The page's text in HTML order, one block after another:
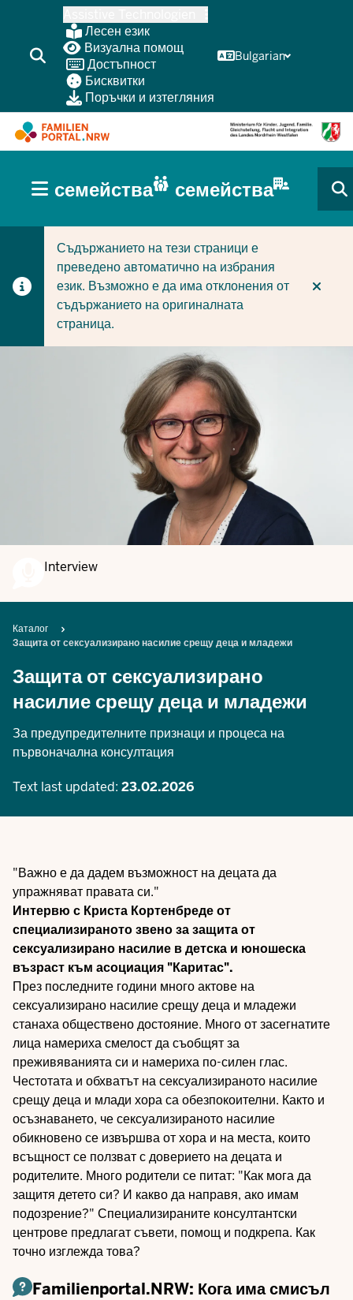
content
Лесен език
Визуална помощ
Достъпност
Бисквитки
Поръчки и изтегляния
Bulgarian
CURRENT SECTION ЗА СЕМЕЙСТВА
CURRENT SECTION ЗА ФИРМИ/ОБЩИНИ
(BÜRGERBEREICH
семейства семейства
Съдържанието на тези страници е
преведено автоматично на избрания
език. Възможно е да има отклонения от
съдържанието на оригиналната
страница.
Interview
Breadcrumb
Каталог
Защита от сексуализирано насилие срещу деца и младежи
Защита от сексуализирано
насилие срещу деца и младежи
За предупредителните признаци и процеса на
първоначална консултация
Text last updated: 23.02.2026
"Важно е да дадем възможност на децата да
упражняват правата си."
Интервю с Криста Кортенбреде от
специализираното звено за защита от
сексуализирано насилие в детска и юношеска
възраст към асоциация "Каритас".
През последните години много актове на
сексуализирано насилие срещу деца и младежи
станаха обществено достояние. Много от засегнатите
лица намериха смелост да съобщят за
преживяванията си и намериха по-силен глас.
Честотата и обхватът на сексуализираното насилие
срещу деца и млади хора са обезпокоителни. Както и
осъзнаването, че сексуализираното насилие
обикновено се извършва от хора и на места, които
всъщност се ползват с доверието на децата и
родителите. Много родители се питат: "Как мога да
защитя детето си? И какво да направя, ако имам
подозрение?" Специализираните консултантски
центрове предлагат съвети, помощ и подкрепа. Как
точно изглежда това?
Familienportal.NRW: Кога има смисъл